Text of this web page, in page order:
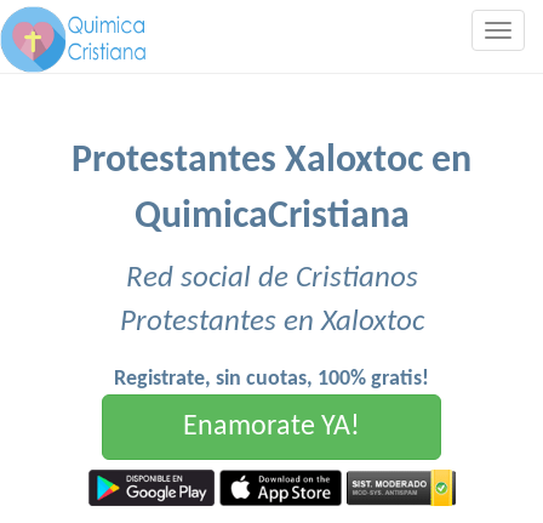
Protestantes Xaloxtoc en
QuimicaCristiana
Red social de Cristianos
Protestantes en Xaloxtoc
Registrate, sin cuotas, 100% gratis!
Enamorate YA!